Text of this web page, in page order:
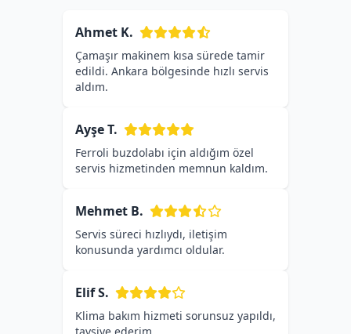
Ahmet K.
Çamaşır makinem kısa sürede tamir
edildi. Ankara bölgesinde hızlı servis
aldım.
Ayşe T.
Ferroli buzdolabı için aldığım özel
servis hizmetinden memnun kaldım.
Mehmet B.
Servis süreci hızlıydı, iletişim
konusunda yardımcı oldular.
Elif S.
Klima bakım hizmeti sorunsuz yapıldı,